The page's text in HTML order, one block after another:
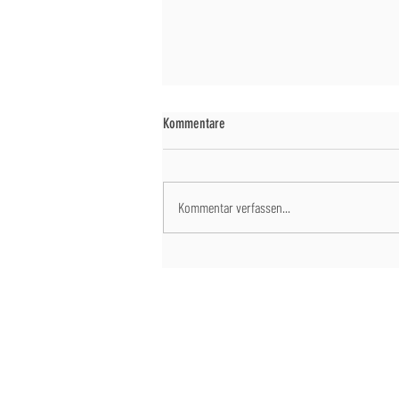
Kommentare
Kommentar verfassen...